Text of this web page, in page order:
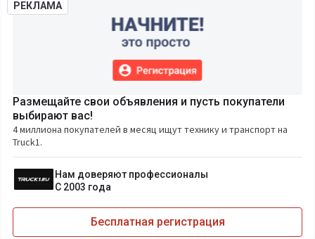
РЕКЛАМА
Размещайте свои объявления и пусть покупатели
выбирают вас!
4 миллиона покупателей в месяц ищут технику и транспорт на
Truck1.
Нам доверяют профессионалы
С 2003 года
Бесплатная регистрация